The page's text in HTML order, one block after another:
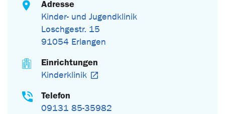
Adresse
Kinder- und Jugendklinik
Loschgestr. 15
91054 Erlangen
Einrichtungen
Kinderklinik
Telefon
09131 85-35982